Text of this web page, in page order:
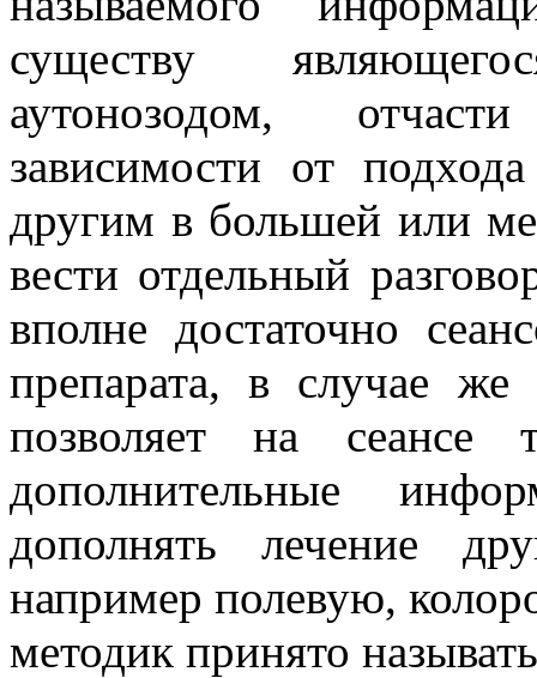
существу
аутонозодом,
зависимости от
другим в большей или
вести отдельный
вполне достаточно
препарата, в случае же
позволяет на сеансе
дополнительные
дополнять лечение
например полевую,
методик принято